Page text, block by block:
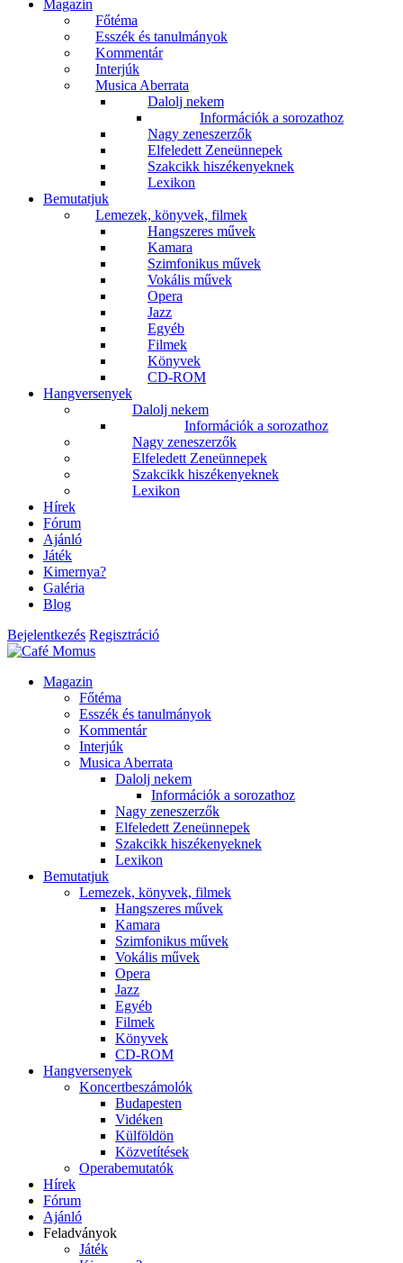
Magazin
Főtéma
Esszék és tanulmányok
Kommentár
Interjúk
Musica Aberrata
Dalolj nekem
Információk a sorozathoz
Nagy zeneszerzők
Elfeledett Zeneünnepek
Szakcikk hiszékenyeknek
Lexikon
Bemutatjuk
Lemezek, könyvek, filmek
Hangszeres művek
Kamara
Szimfonikus művek
Vokális művek
Opera
Jazz
Egyéb
Filmek
Könyvek
CD-ROM
Hangversenyek
Dalolj nekem
Információk a sorozathoz
Nagy zeneszerzők
Elfeledett Zeneünnepek
Szakcikk hiszékenyeknek
Lexikon
Hírek
Fórum
Ajánló
Játék
Kimernya?
Galéria
Blog
Bejelentkezés Regisztráció
Magazin
Főtéma
Esszék és tanulmányok
Kommentár
Interjúk
Musica Aberrata
Dalolj nekem
Információk a sorozathoz
Nagy zeneszerzők
Elfeledett Zeneünnepek
Szakcikk hiszékenyeknek
Lexikon
Bemutatjuk
Lemezek, könyvek, filmek
Hangszeres művek
Kamara
Szimfonikus művek
Vokális művek
Opera
Jazz
Egyéb
Filmek
Könyvek
CD-ROM
Hangversenyek
Koncertbeszámolók
Budapesten
Vidéken
Külföldön
Közvetítések
Operabemutatók
Hírek
Fórum
Ajánló
Feladványok
Játék